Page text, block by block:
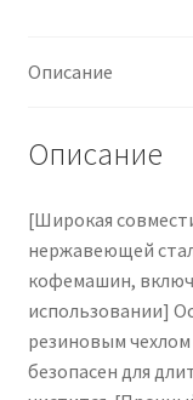
680
Описание
Описание
[Широкая
нержавеющей
кофемашин,
использовании]
резиновым
безопасен для